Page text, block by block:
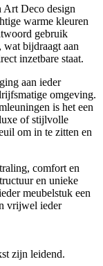
Art Deco design
warme kleuren
gebruik
wat bijdraagt aan
inzetbare staat.
aan ieder
omgeving.
is het een
of stijlvolle
om in te zitten en
comfort en
en unieke
meubelstuk een
vrijwel ieder
zijn leidend.